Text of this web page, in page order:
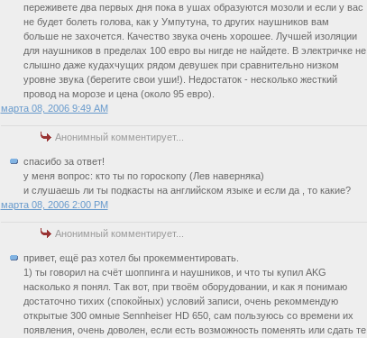
переживете два первых дня пока в ушах образуются мозоли и если у вас
не будет болеть голова, как у Умпутуна, то других наушников вам
больше не захочется. Качество звука очень хорошее. Лучшей изоляции
для наушников в пределах 100 евро вы нигде не найдете. В электричке не
слышно даже кудахчущих рядом девушек при сравнительно низком
уровне звука (берегите свои уши!). Недостаток - несколько жесткий
провод на морозе и цена (около 95 евро).
марта 08, 2006 9:49 AM
Анонимный комментирует...
cпасибо за ответ!
у меня вопрос: кто ты по гороскопу (Лев наверняка)
и слушаешь ли ты подкасты на английском языке и если да , то какие?
марта 08, 2006 2:00 PM
Анонимный комментирует...
привет, ещё раз хотел бы прокемментировать.
1) ты говорил на счёт шоппинга и наушников, и что ты купил AKG
насколько я понял. Так вот, при твоём оборудовании, и как я понимаю
достаточно тихих (спокойных) условий записи, очень рекоммендую
открытые 300 омные Sennheiser HD 650, сам пользуюсь со времени их
появления, очень доволен, если есть возможность поменять или сдать те